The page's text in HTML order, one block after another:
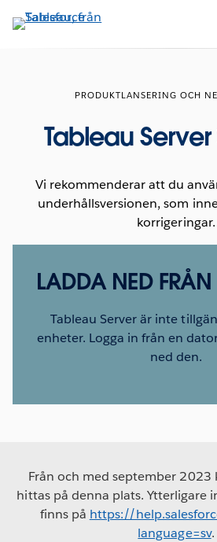
vidare
PRODUKTLANSERING OCH
Tableau Server
Vi rekommenderar att du
underhållsversionen, som
korrigeringar.
LADDA NED FRÅN
Tableau Server är inte
enheter. Logga in från en
ned den.
Från och med september 2023
hittas på denna plats. Ytterligare
finns på https://
language=sv.